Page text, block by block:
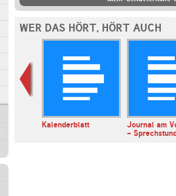
WER DAS HÖRT, HÖRT AUCH
Kalenderblatt
Journal am
-